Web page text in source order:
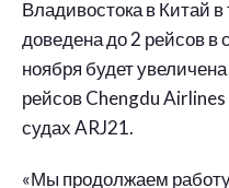
Владивостока в Китай в
доведена до 2 рейсов в
ноября будет
рейсов Chengdu
судах ARJ21.
«Мы продолжаем